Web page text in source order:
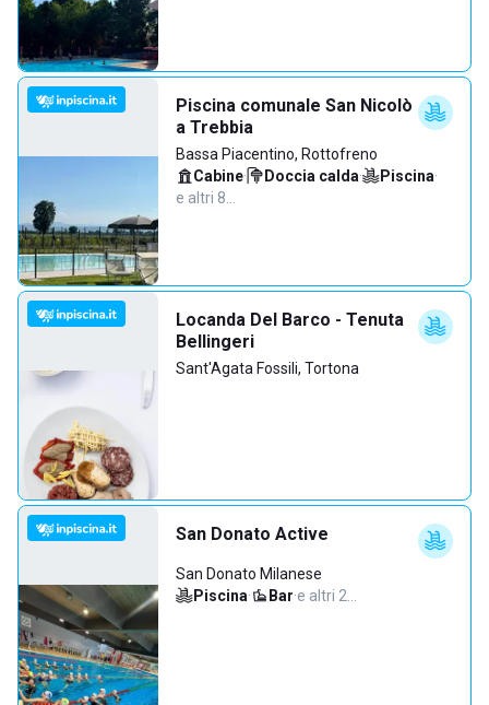
Piscina comunale San Nicolò
a Trebbia
Bassa Piacentino, Rottofreno
Cabine· Doccia calda· Piscina·
e altri 8…
Locanda Del Barco - Tenuta
Bellingeri
Sant'Agata Fossili, Tortona
San Donato Active
San Donato Milanese
Piscina· Bar·e altri 2…